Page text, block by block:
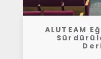
ALUTEAM